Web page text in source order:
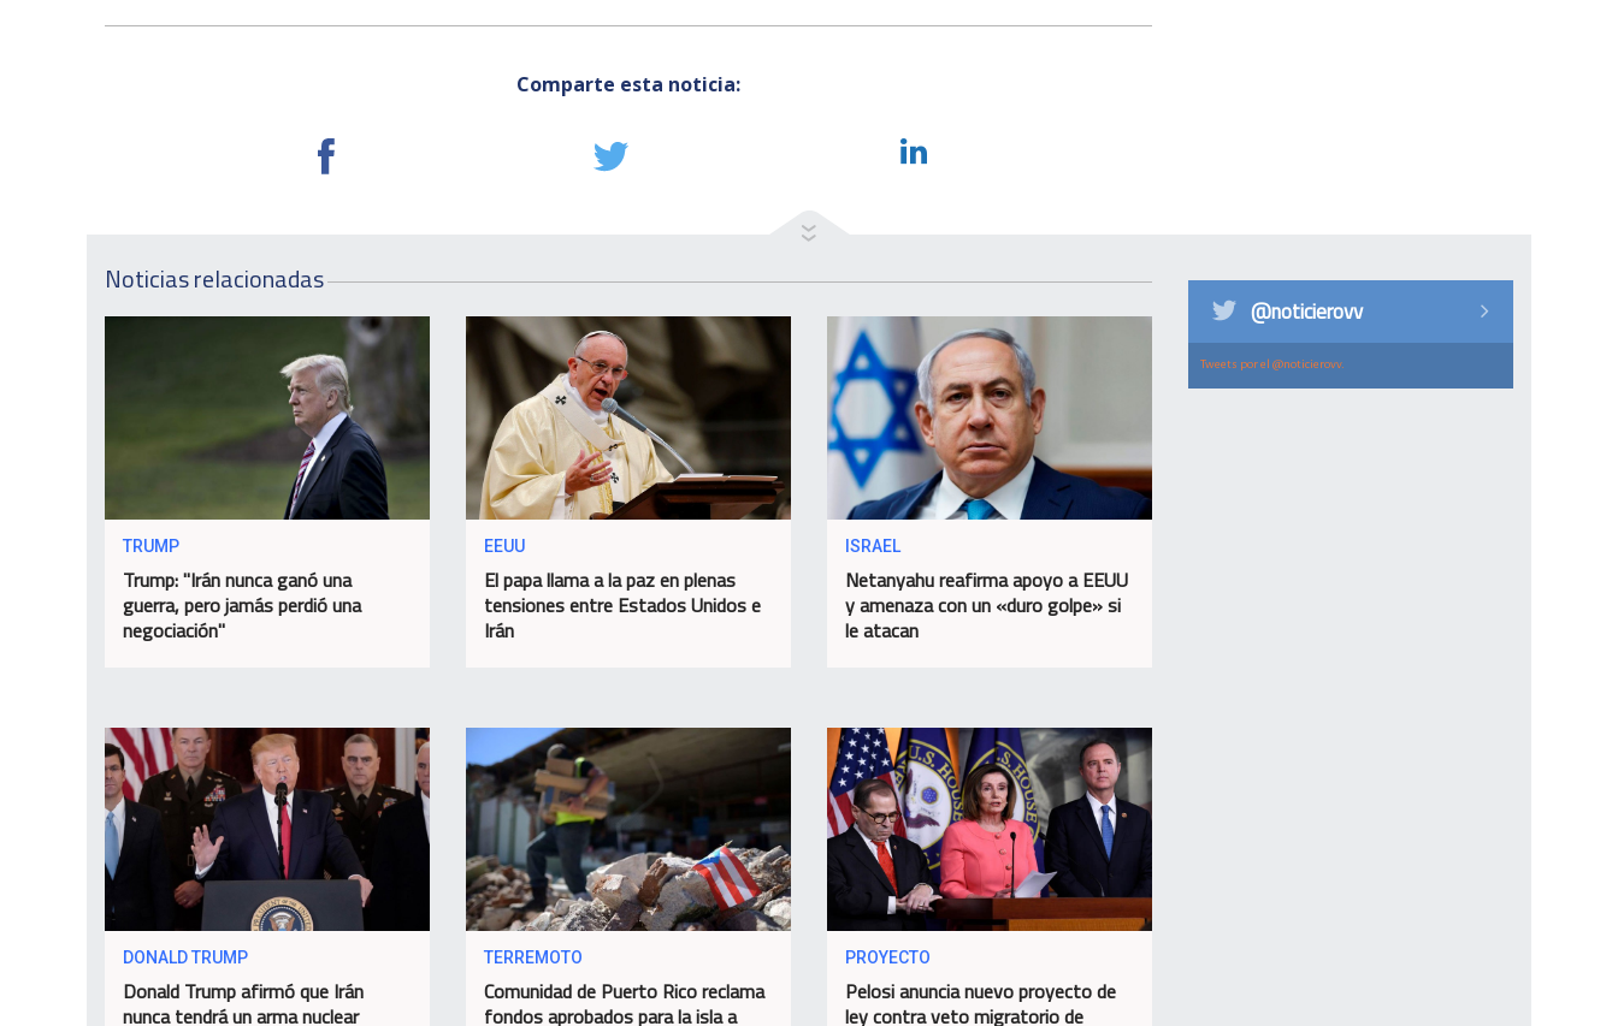
Comparte esta noticia:
Noticias relacionadas
TRUMP
Trump: "Irán nunca ganó una
guerra, pero jamás perdió una
negociación"
EEUU
El papa llama a la paz en plenas
tensiones entre Estados Unidos e
Irán
ISRAEL
Netanyahu reafirma apoyo a EEUU
y amenaza con un «duro golpe» si
le atacan
DONALD TRUMP
Donald Trump afirmó que Irán
nunca tendrá un arma nuclear
TERREMOTO
Comunidad de Puerto Rico reclama
fondos aprobados para la isla a
PROYECTO
Pelosi anuncia nuevo proyecto de
ley contra veto migratorio de
@noticierovv
Tweets por el @noticierovv.